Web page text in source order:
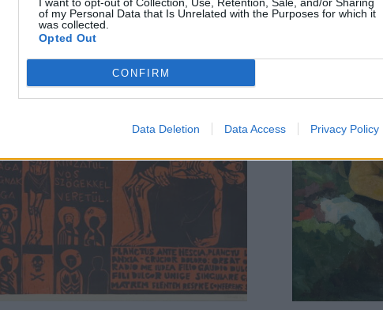
of my Personal Data that Is Unrelated with the Purposes for which it
was collected.
Opted Out
CONFIRM
Data Deletion Data Access Privacy Policy